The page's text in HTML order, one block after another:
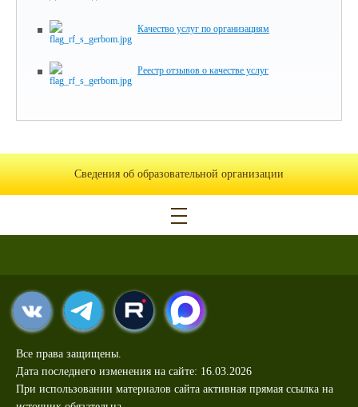
Качество услуг по организациям
Реестр отзывов о качестве услуг
Сведения об образовательной организации
Все права защищены.
Дата последнего изменения на сайте: 16.03.2026
При использовании материалов сайта активная прямая ссылка на